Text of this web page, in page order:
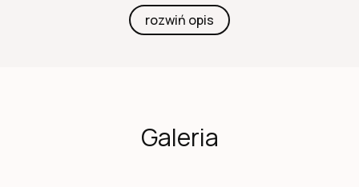
mariną. W Altea znajdują się jedne z najpiękniejszych
zatoczek i plaż w prowincji, wspaniała marina oraz szeroki
wybór usług, sklepów i restauracji, które czynią ten region
każdy zakątek domu, wyznaczone obecnością białych i
przezroczystych materiałów. Ponad 800 m2 działki
rozwiń opis
Galeria